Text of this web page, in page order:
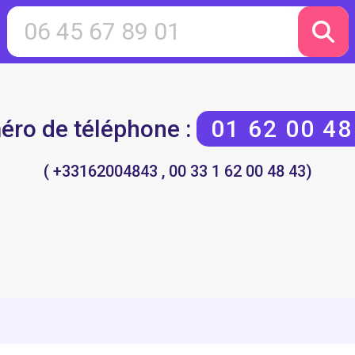
de téléphone : 01 62 00
( +33162004843 , 00 33 1 62 00 48 43)